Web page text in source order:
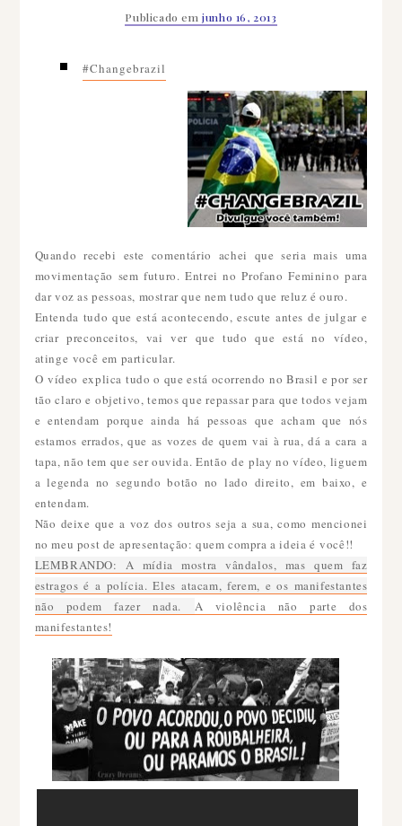
Publicado emjunho 16, 2013
#changebrazil
Quando recebi este comentário achei que seria mais uma
movimentação sem futuro. Entrei no Profano Feminino para
dar voz as pessoas, mostrar que nem tudo que reluz é ouro.
Entenda tudo que está acontecendo, escute antes de julgar e
criar preconceitos, vai ver que tudo que está no vídeo,
atinge você em particular.
O vídeo explica tudo o que está ocorrendo no Brasil e por ser
tão claro e objetivo, temos que repassar para que todos vejam
e entendam porque ainda há pessoas que acham que nós
estamos errados, que as vozes de quem vai à rua, dá a cara a
tapa, não tem que ser ouvida. Então de play no vídeo, liguem
a legenda no segundo botão no lado direito, em baixo, e
entendam.
Não deixe que a voz dos outros seja a sua, como mencionei
no meu post de apresentação: quem compra a ideia é você!!
LEMBRANDO: A mídia mostra vândalos, mas quem faz
estragos é a polícia. Eles atacam, ferem, e os manifestantes
não podem fazer nada. A violência não parte dos
manifestantes!